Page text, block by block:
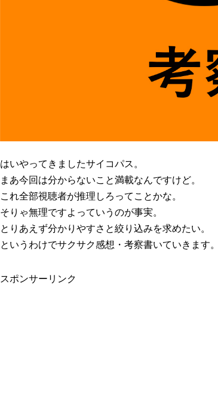
はいやってきましたサイコパス。
まあ今回は分からないこと満載なんですけど。
これ全部視聴者が推理しろってことかな。
そりゃ無理ですよっていうのが事実。
とりあえず分かりやすさと絞り込みを求めたい。
というわけでサクサク感想・考察書いていきます。
スポンサーリンク